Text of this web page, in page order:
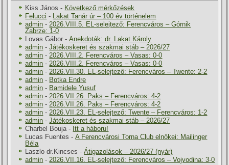
Kiss János - Következő mérkőzések
Felucci - Lakat Tanár úr – 100 év történelem
admin -2026.VIII.5. EL-selejtező: Ferencváros – Górnik
Zabrze: 1-0
Lovas Gábor -Anekdoták: dr. Lakat Károly
admin -Játékoskeret és szakmai stáb – 2026/27
admin -2026.VIII.2. Ferencváros – Vasas: 0-0
admin -2026.VIII.2. Ferencváros – Vasas: 0-0
admin -2026.VII.30. EL-selejtező: Ferencváros – Twente: 2-2
admin - Botka Endre
admin - Bamidele Yusuf
admin -2026.VII.26. Paks – Ferencváros: 4-2
admin -2026.VII.26. Paks – Ferencváros: 4-2
admin -2026.VII.23. EL-selejtező: Twente – Ferencváros: 1-2
admin -Játékoskeret és szakmai stáb – 2026/27
Charbel Bouja- Itt a háboru!
Lucas Fuentes -A Ferencvárosi Torna Club elnökei: Mailinger
Béla
Laszlo dr.Kincses -Átigazolások – 2026/27 (nyár)
admin -2026.VII.16. EL-selejtező: Ferencváros – Vojvodina: 3-0